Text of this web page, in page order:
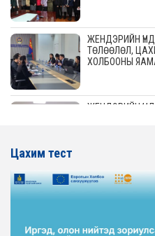
ЖЕНДЭРИЙН
ТӨЛӨӨЛӨЛ,
ХОЛБООНЫ
ЖЕНДЭРИЙН
ЖЕНДЭРИЙН
ТӨЛӨӨЛӨЛ ХОТ
Цахим тест